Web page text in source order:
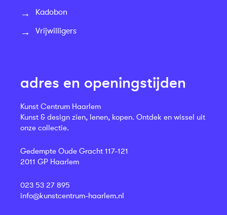
Kadobon
Vrijwilligers
adres en openingstijden
Kunst Centrum Haarlem
Kunst & design zien, lenen, kopen. Ontdek en wissel uit
onze collectie.
Gedempte Oude Gracht 117-121
2011 GP Haarlem
023 53 27 895
info@kunstcentrum-haarlem.nl